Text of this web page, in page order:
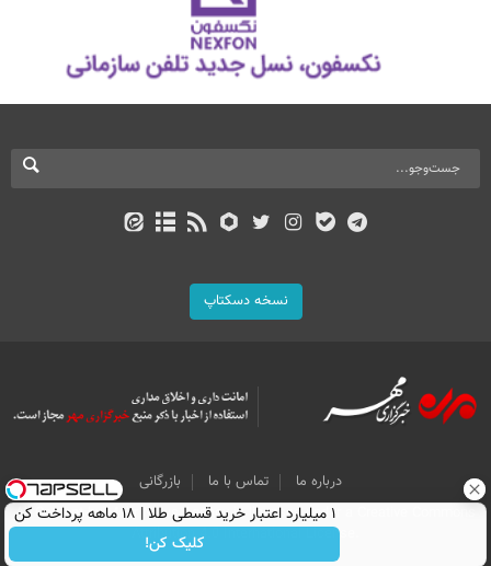
نسخه دسکتاپ
درباره ما تماس با ما
بازرگانی
All Content by Mehr News Agency is licensed under a Creative Commons
Attribution 4.0 International License.
۱ میلیارد اعتبار خرید قسطی طلا | ۱۸ ماهه پرداخت کن
کلیک کن!